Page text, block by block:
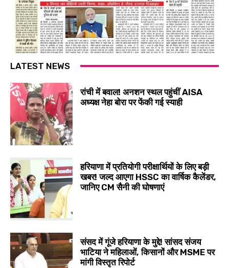
LATEST NEWS
रांची में बवाल! अनशन स्थल पहुंचीं AISA
अध्यक्ष नेहा बोरा पर फेंकी गई स्याही
हरियाणा में प्रतियोगी परीक्षार्थियों के लिए बड़ी
खबर! जल्द आएगा HSSC का वार्षिक कैलेंडर,
जानिए CM सैनी की घोषणाएं
संसद में गूंजे हरियाणा के मुद्दे! सांसद संजय
भाटिया ने महिलाओं, किसानों और MSME पर
मांगी विस्तृत रिपोर्ट